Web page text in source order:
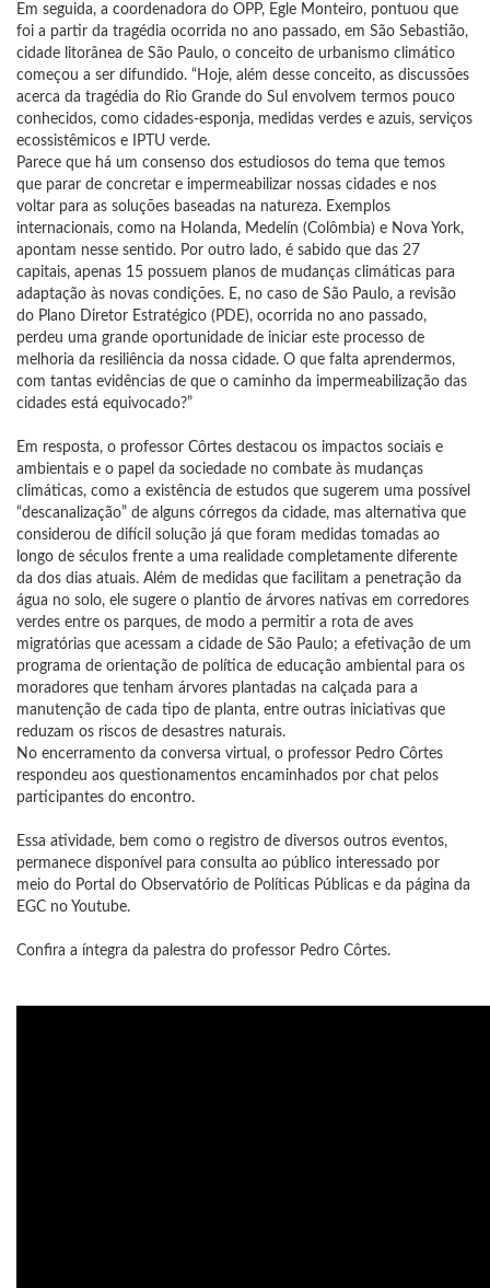
Em seguida, a coordenadora do OPP, Egle Monteiro, pontuou que
foi a partir da tragédia ocorrida no ano passado, em São Sebastião,
cidade litorânea de São Paulo, o conceito de urbanismo climático
começou a ser difundido. “Hoje, além desse conceito, as discussões
acerca da tragédia do Rio Grande do Sul envolvem termos pouco
conhecidos, como cidades-esponja, medidas verdes e azuis, serviços
ecossistêmicos e IPTU verde.
Parece que há um consenso dos estudiosos do tema que temos
que parar de concretar e impermeabilizar nossas cidades e nos
voltar para as soluções baseadas na natureza. Exemplos
internacionais, como na Holanda, Medelín (Colômbia) e Nova York,
apontam nesse sentido. Por outro lado, é sabido que das 27
capitais, apenas 15 possuem planos de mudanças climáticas para
adaptação às novas condições. E, no caso de São Paulo, a revisão
do Plano Diretor Estratégico (PDE), ocorrida no ano passado,
perdeu uma grande oportunidade de iniciar este processo de
melhoria da resiliência da nossa cidade. O que falta aprendermos,
com tantas evidências de que o caminho da impermeabilização das
cidades está equivocado?”
Em resposta, o professor Côrtes destacou os impactos sociais e
ambientais e o papel da sociedade no combate às mudanças
climáticas, como a existência de estudos que sugerem uma possível
“descanalização” de alguns córregos da cidade, mas alternativa que
considerou de difícil solução já que foram medidas tomadas ao
longo de séculos frente a uma realidade completamente diferente
da dos dias atuais. Além de medidas que facilitam a penetração da
água no solo, ele sugere o plantio de árvores nativas em corredores
verdes entre os parques, de modo a permitir a rota de aves
migratórias que acessam a cidade de São Paulo; a efetivação de um
programa de orientação de política de educação ambiental para os
moradores que tenham árvores plantadas na calçada para a
manutenção de cada tipo de planta, entre outras iniciativas que
reduzam os riscos de desastres naturais.
No encerramento da conversa virtual, o professor Pedro Côrtes
respondeu aos questionamentos encaminhados por chat pelos
participantes do encontro.
Essa atividade, bem como o registro de diversos outros eventos,
permanece disponível para consulta ao público interessado por
meio do Portal do Observatório de Políticas Públicas e da página da
EGC no Youtube.
Confira a íntegra da palestra do professor Pedro Côrtes.